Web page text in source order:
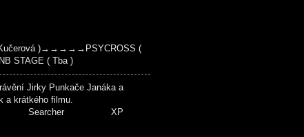
Kučerová )→→→→→PSYCROSS (
STAGE ( Tba )
Jirky Punkače Janáka a
fotek a krátkého filmu.
Searcher XP